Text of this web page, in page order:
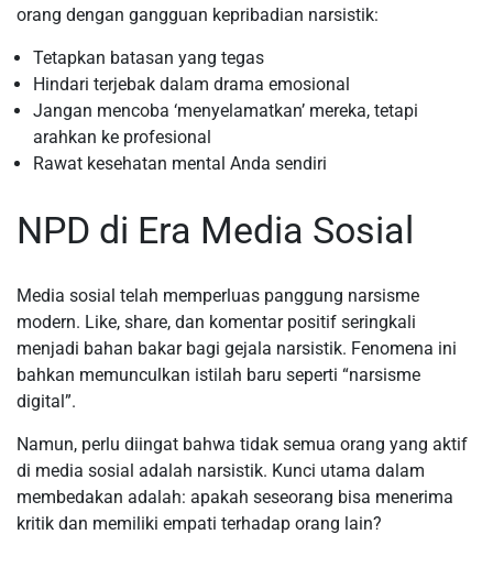
orang dengan gangguan kepribadian narsistik:
Tetapkan batasan yang tegas
Hindari terjebak dalam drama emosional
Jangan mencoba ‘menyelamatkan’ mereka, tetapi
arahkan ke profesional
Rawat kesehatan mental Anda sendiri
NPD di Era Media Sosial
Media sosial telah memperluas panggung narsisme
modern. Like, share, dan komentar positif seringkali
menjadi bahan bakar bagi gejala narsistik. Fenomena ini
bahkan memunculkan istilah baru seperti “narsisme
digital”.
Namun, perlu diingat bahwa tidak semua orang yang aktif
di media sosial adalah narsistik. Kunci utama dalam
membedakan adalah: apakah seseorang bisa menerima
kritik dan memiliki empati terhadap orang lain?